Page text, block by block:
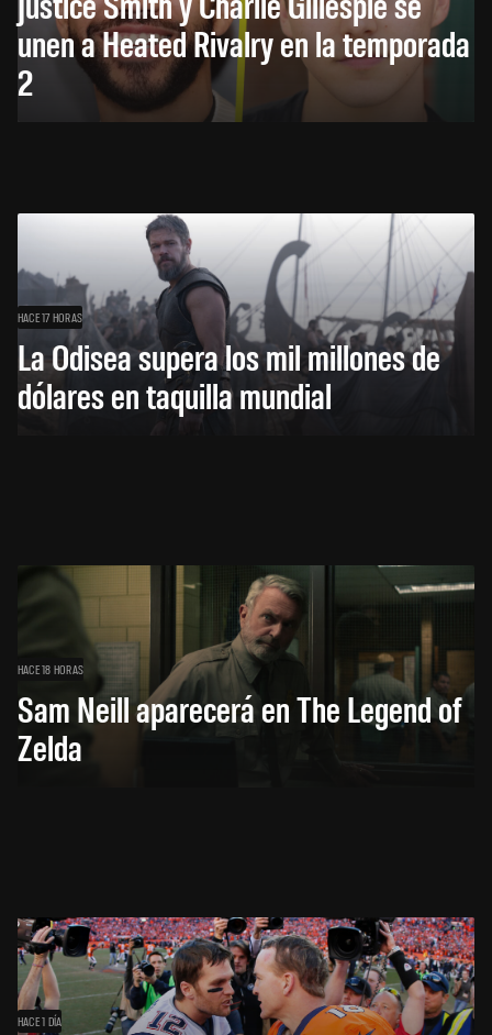
unen a Heated Rivalry en la temporada
2
HACE 17 HORAS
La Odisea supera los mil millones de
dólares en taquilla mundial
HACE 18 HORAS
Sam Neill aparecerá en The Legend of
Zelda
HACE 1 DÍA